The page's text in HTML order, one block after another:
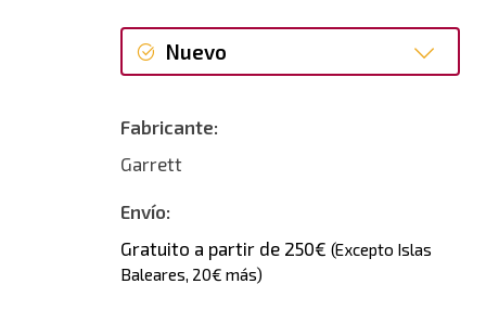
Nuevo
Fabricante:
Garrett
Envío:
Gratuito a partir de 250€ (Excepto Islas
Baleares, 20€ más)